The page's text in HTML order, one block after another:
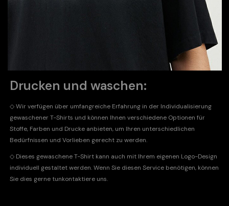
Drucken und waschen:
◇ Wir verfügen über umfangreiche Erfahrung in der Individualisierung
gewaschener T-Shirts und können Ihnen verschiedene Optionen für
Stoffe, Farben und Drucke anbieten, um Ihren unterschiedlichen
Bedürfnissen und Vorlieben gerecht zu werden.
◇ Dieses gewaschene T-Shirt kann auch mit Ihrem eigenen Logo-Design
individuell gestaltet werden. Wenn Sie diesen Service benötigen, können
Sie dies gerne tunkontaktiere uns.